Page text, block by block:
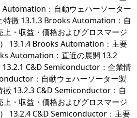
：自動ウェハーソーター
特徴 13.1.3 Brooks Automation：自
・収益・価格およびグロスマージ
13.1.4 Brooks Automation：主要
Automation：直近の展開 13.2
C&D Semiconductor：企業情
：自動ウェハーソーター製
徴 13.2.3 C&D Semiconductor：自
・収益・価格およびグロスマージ
13.2.4 C&D Semiconductor：主要